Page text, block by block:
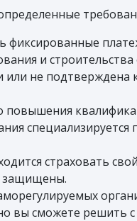
фиксированные
и строительства
не подтверждена
специализируется
страховать
защищены.
вы сможете решить